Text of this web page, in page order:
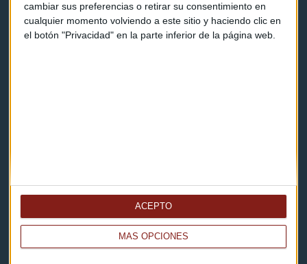
cambiar sus preferencias o retirar su consentimiento en
cualquier momento volviendo a este sitio y haciendo clic en
el botón "Privacidad" en la parte inferior de la página web.
MÁS OPCIONES
ACEPTO
Cómo escucharnos
Política de privacidad